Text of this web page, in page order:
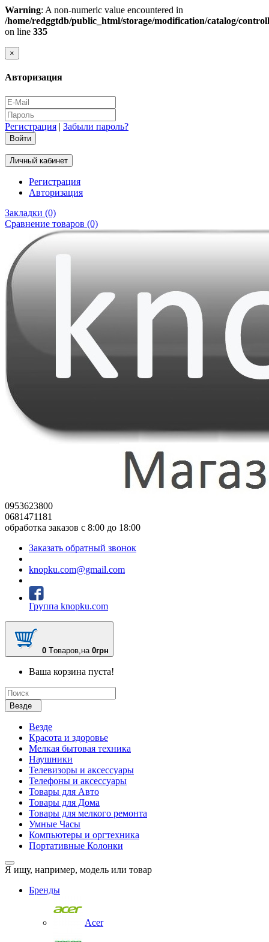
Warning: A non-numeric value encountered in
/home/redggtdb/public_html/storage/modification/catalog/
on line 335
×
Авторизация
Регистрация | Забыли пароль?
Личный кабинет
Регистрация
Авторизация
Закладки (0)
Сравнение товаров (0)
0953623800
0681471181
обработка заказов с 8:00 до 18:00
Заказать обратный звонок
knopku.com@gmail.com
Группа knopku.com
0 Tоваров, на 0грн
Ваша корзина пуста!
Везде
Везде
Красота и здоровье
Мелкая бытовая техника
Наушники
Телевизоры и аксессуары
Телефоны и аксессуары
Товары для Авто
Товары для Дома
Товары для мелкого ремонта
Умные Часы
Компьютеры и оргтехника
Портативные Колонки
Я ищу, например, модель или товар
Бренды
Acer